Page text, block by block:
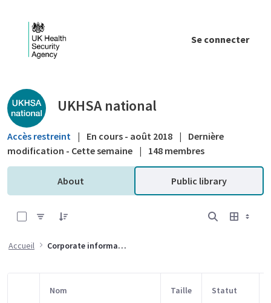
Se connecter
Public library - UKHSA national
UKHSA national
Accès restreint | En cours - août 2018 |
Dernière
modification - Cette semaine | 148 membres
About Public library
Accueil Corporate information
Sélection d'article
Nom Taille Statut